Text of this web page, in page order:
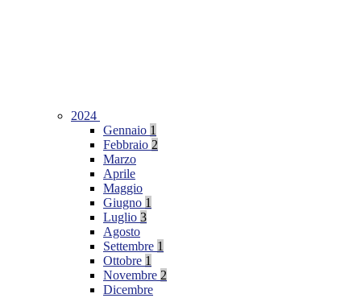
2024
Gennaio 1
Febbraio 2
Marzo
Aprile
Maggio
Giugno 1
Luglio 3
Agosto
Settembre 1
Ottobre 1
Novembre 2
Dicembre